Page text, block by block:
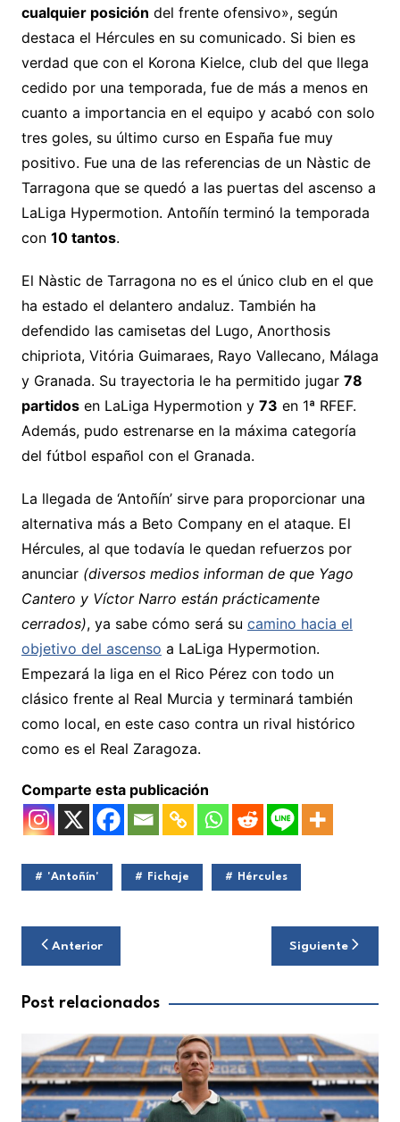
cualquier posición del frente ofensivo», según
destaca el Hércules en su comunicado. Si bien es
verdad que con el Korona Kielce, club del que llega
cedido por una temporada, fue de más a menos en
cuanto a importancia en el equipo y acabó con solo
tres goles, su último curso en España fue muy
positivo. Fue una de las referencias de un Nàstic de
Tarragona que se quedó a las puertas del ascenso a
LaLiga Hypermotion. Antoñín terminó la temporada
con 10 tantos.
El Nàstic de Tarragona no es el único club en el que
ha estado el delantero andaluz. También ha
defendido las camisetas del Lugo, Anorthosis
chipriota, Vitória Guimaraes, Rayo Vallecano, Málaga
y Granada. Su trayectoria le ha permitido jugar 78
partidosen LaLiga Hypermotion y 73 en 1ª RFEF.
Además, pudo estrenarse en la máxima categoría
del fútbol español con el Granada.
La llegada de ‘Antoñín’ sirve para proporcionar una
alternativa más a Beto Company en el ataque. El
Hércules, al que todavía le quedan refuerzos por
anunciar (diversos medios informan de que Yago
Cantero y Víctor Narro están prácticamente
cerrados), ya sabe cómo será su camino hacia el
objetivo del ascenso a LaLiga Hypermotion.
Empezará la liga en el Rico Pérez con todo un
clásico frente al Real Murcia y terminará también
como local, en este caso contra un rival histórico
como es el Real Zaragoza.
Comparte esta publicación
'Antoñín' Fichaje Hércules
Navegación
de
entradas
Anterior Siguiente
Post relacionados